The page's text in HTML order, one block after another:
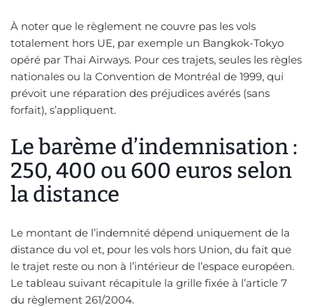
À noter que le règlement ne couvre pas les vols
totalement hors UE, par exemple un Bangkok-Tokyo
opéré par Thai Airways. Pour ces trajets, seules les règles
nationales ou la Convention de Montréal de 1999, qui
prévoit une réparation des préjudices avérés (sans
forfait), s’appliquent.
Le barème d’indemnisation :
250, 400 ou 600 euros selon
la distance
Le montant de l’indemnité dépend uniquement de la
distance du vol et, pour les vols hors Union, du fait que
le trajet reste ou non à l’intérieur de l’espace européen.
Le tableau suivant récapitule la grille fixée à l’article 7
du règlement 261/2004.